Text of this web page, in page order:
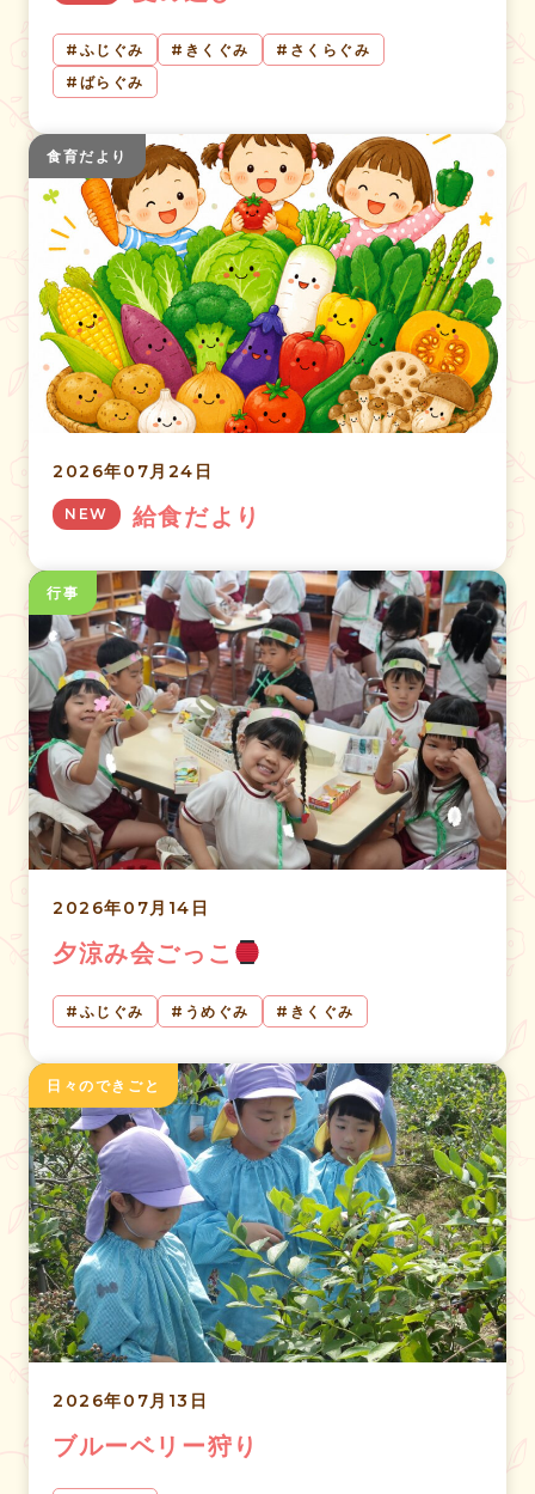
ふじぐみ きくぐみ
さくらぐみ
ばらぐみ
食育だより
2026年07月24日
NEW 給食だより
行事
2026年07月14日
夕涼み会ごっこ
ふじぐみ うめぐみ きくぐみ
日々のできごと
2026年07月13日
ブルーベリー狩り